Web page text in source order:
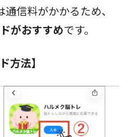
信料がかかるため、
がおすすめです。
方法】
る